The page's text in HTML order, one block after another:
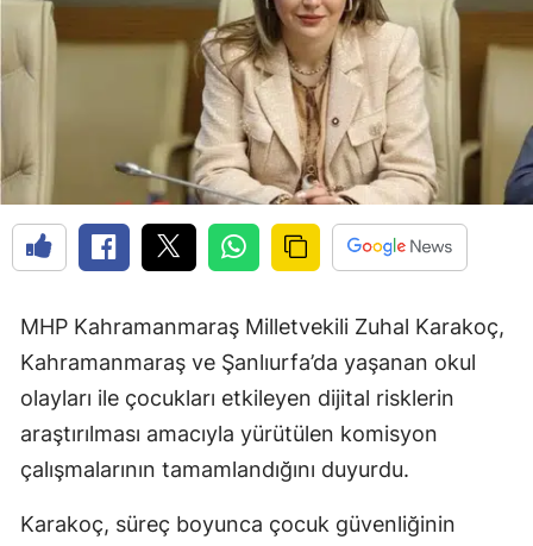
MHP Kahramanmaraş Milletvekili Zuhal Karakoç,
Kahramanmaraş ve Şanlıurfa’da yaşanan okul
olayları ile çocukları etkileyen dijital risklerin
araştırılması amacıyla yürütülen komisyon
çalışmalarının tamamlandığını duyurdu.
Karakoç, süreç boyunca çocuk güvenliğinin